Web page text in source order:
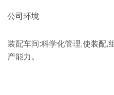
公司环境
装配车间:科学化管理,使装配,
产能力。